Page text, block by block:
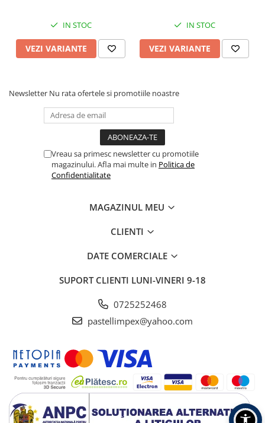
IN STOC
VEZI VARIANTE
IN STOC
VEZI VARIANTE
Newsletter Nu rata ofertele si promotiile noastre
Vreau sa primesc newsletter cu promotiile
magazinului. Afla mai multe in Politica de
Confidentialitate
MAGAZINUL MEU
CLIENTI
DATE COMERCIALE
SUPORT CLIENTI LUNI-VINERI 9-18
0725252468
pastellimpex@yahoo.com